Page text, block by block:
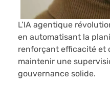
L’IA agentique
en automatisant la
renforçant efficacité et
maintenir une
gouvernance solide.